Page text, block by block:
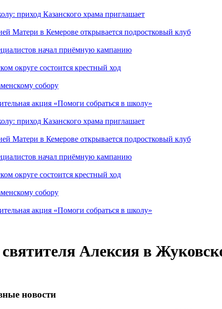
приход Казанского храма приглашает
Матери в Кемерове открывается подростковый клуб
начал приёмную кампанию
округе состоится крестный ход
собору
акция «Помоги собраться в школу»
приход Казанского храма приглашает
Матери в Кемерове открывается подростковый клуб
начал приёмную кампанию
округе состоится крестный ход
собору
акция «Помоги собраться в школу»
Алексия в
новости